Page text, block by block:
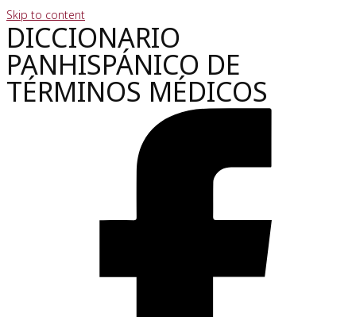
Skip to content
DICCIONARIO
PANHISPÁNICO DE
TÉRMINOS MÉDICOS